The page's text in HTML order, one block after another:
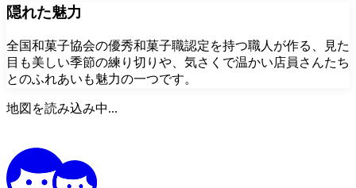
隠れた魅力
全国和菓子協会の優秀和菓子職認定を持つ職人が作る、見た
目も美しい季節の練り切りや、気さくで温かい店員さんたち
とのふれあいも魅力の一つです。
地図を読み込み中...